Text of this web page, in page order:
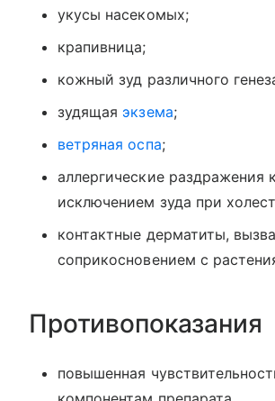
укусы насекомых;
крапивница;
кожный зуд различного
зудящая экзема;
ветряная оспа;
аллергические раздражения
исключением зуда при
контактные дерматиты,
соприкосновением с
Противопоказания
повышенная